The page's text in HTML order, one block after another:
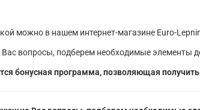
можно в нашем интернет-магазине Euro-
вопросы, подберем необходимые элементы
бонусная программа, позволяющая получить